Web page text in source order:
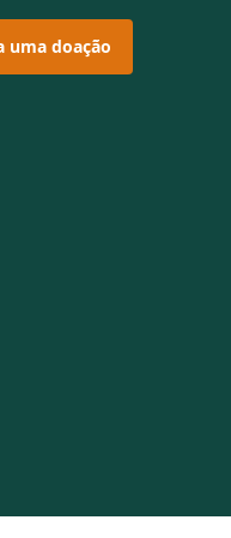
uma doação